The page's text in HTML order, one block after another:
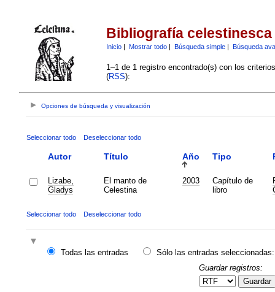
Bibliografía celestinesca
Inicio| Mostrar todo| Búsqueda simple| Búsqueda
1–1 de 1 registro encontrado(s) con los
(RSS):
Opciones de búsqueda y visualización
Seleccionar todo Deseleccionar todo
Autor Título Año Tipo
Lizabe,
Gladys
El manto de
Celestina
2003
Capítulo de
libro
Seleccionar todo Deseleccionar todo
Todas las entradas
Sólo las entradas seleccionadas:
Guardar registros:
Guardar